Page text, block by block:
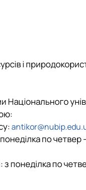
і
по четвер
по